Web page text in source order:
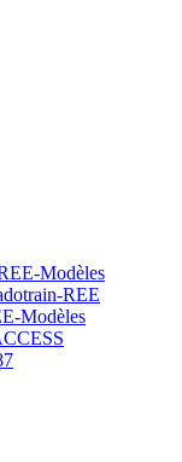
Modèles
REE
Modèles